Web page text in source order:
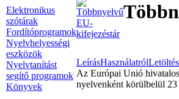
Elektronikus
szótárak
Fordítóprogramok
Nyelvhelyességi
eszközök
Nyelvtanítást
segítő programok
Könyvek
LeírásHasználatról
Az Európai Unió
nyelvenként körülbelül 23